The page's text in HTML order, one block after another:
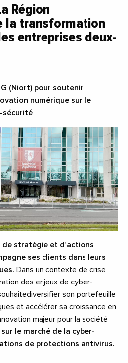
Région
la transformation
entreprises deux-
(Niort) pour soutenir
numérique sur le
sécurité
de stratégie et d’actions
ses clients dans leurs
Dans un contexte de crise
des enjeux de cyber-
son portefeuille
et accélérer sa croissance en
majeur pour la société
le marché de la cyber-
de protections antivirus.